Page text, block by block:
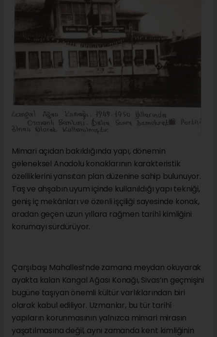
Mimari açıdan bakıldığında yapı, dönemin
geleneksel Anadolu konaklarının karakteristik
özelliklerini yansıtan plan düzenine sahip bulunuyor.
Taş ve ahşabın uyum içinde kullanıldığı yapı tekniği,
geniş iç mekânları ve özenli işçiliği sayesinde konak,
aradan geçen uzun yıllara rağmen tarihî kimliğini
korumayı sürdürüyor.
Çarşıbaşı Mahallesi’nde zamana meydan okuyarak
ayakta kalan Kangal Ağası Konağı, Sivas’ın geçmişini
bugüne taşıyan önemli kültür varlıklarından biri
olarak kabul ediliyor. Uzmanlar, bu tür tarihî
yapıların korunmasının yalnızca mimari mirasın
yaşatılmasına değil, aynı zamanda kent kimliğinin